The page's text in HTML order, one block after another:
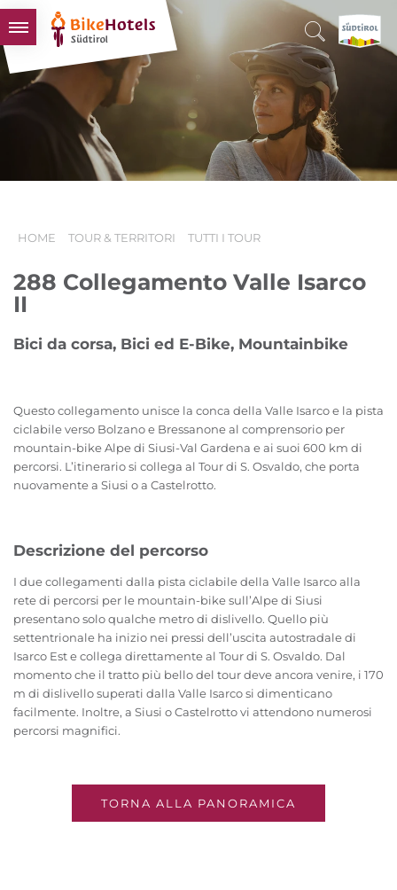
BIKEHOTELS
HOTELS & PACCHETTI
TOUR & TERRITORI
L'ALTO ADIGE & NOI
HOME TOUR & TERRITORI TUTTI I TOUR
288 Collegamento Valle Isarco
II
Bici da corsa, Bici ed E-Bike, Mountainbike
Questo collegamento unisce la conca della Valle Isarco e la pista
ciclabile verso Bolzano e Bressanone al comprensorio per
mountain-bike Alpe di Siusi-Val Gardena e ai suoi 600 km di
percorsi. L’itinerario si collega al Tour di S. Osvaldo, che porta
nuovamente a Siusi o a Castelrotto.
Descrizione del percorso
I due collegamenti dalla pista ciclabile della Valle Isarco alla
rete di percorsi per le mountain-bike sull’Alpe di Siusi
presentano solo qualche metro di dislivello. Quello più
settentrionale ha inizio nei pressi dell’uscita autostradale di
Isarco Est e collega direttamente al Tour di S. Osvaldo. Dal
momento che il tratto più bello del tour deve ancora venire, i 170
m di dislivello superati dalla Valle Isarco si dimenticano
facilmente. Inoltre, a Siusi o Castelrotto vi attendono numerosi
percorsi magnifici.
TORNA ALLA PANORAMICA